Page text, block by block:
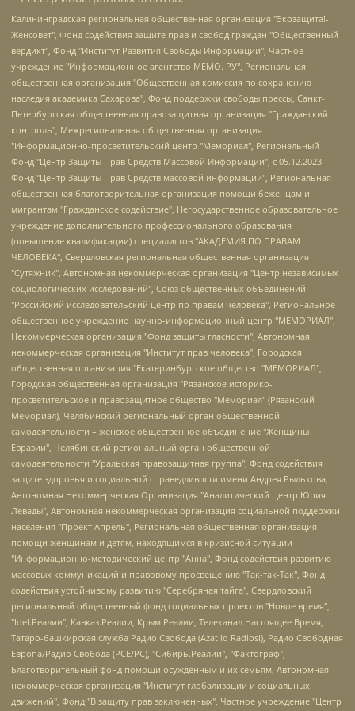
Калининградская региональная общественная организация "Экозащита!-Женсовет", Фонд содействия защите прав и свобод граждан "Общественный вердикт", Фонд "Институт Развития Свободы Информации", Частное учреждение "Информационное агентство МЕМО. РУ", Региональная общественная организация "Общественная комиссия по сохранению наследия академика Сахарова", Фонд поддержки свободы прессы, Санкт-Петербургская общественная правозащитная организация "Гражданский контроль", Межрегиональная общественная организация "Информационно-просветительский центр "Мемориал", Региональный Фонд "Центр Защиты Прав Средств Массовой Информации", с 05.12.2023 Фонд "Центр Защиты Прав Средств массовой информации", Региональная общественная благотворительная организация помощи беженцам и мигрантам "Гражданское содействие", Негосударственное образовательное учреждение дополнительного профессионального образования (повышение квалификации) специалистов "АКАДЕМИЯ ПО ПРАВАМ ЧЕЛОВЕКА", Свердловская региональная общественная организация "Сутяжник", Автономная некоммерческая организация "Центр независимых социологических исследований", Союз общественных объединений "Российский исследовательский центр по правам человека", Региональное общественное учреждение научно-информационный центр "МЕМОРИАЛ", Некоммерческая организация "Фонд защиты гласности", Автономная некоммерческая организация "Институт прав человека", Городская общественная организация "Екатеринбургское общество "МЕМОРИАЛ", Городская общественная организация "Рязанское историко-просветительское и правозащитное общество "Мемориал" (Рязанский Мемориал), Челябинский региональный орган общественной самодеятельности – женское общественное объединение "Женщины Евразии", Челябинский региональный орган общественной самодеятельности "Уральская правозащитная группа", Фонд содействия защите здоровья и социальной справедливости имени Андрея Рылькова, Автономная Некоммерческая Организация "Аналитический Центр Юрия Левады", Автономная некоммерческая организация социальной поддержки населения "Проект Апрель", Региональная общественная организация помощи женщинам и детям, находящимся в кризисной ситуации "Информационно-методический центр "Анна", Фонд содействия развитию массовых коммуникаций и правовому просвещению "Так-так-Так", Фонд содействия устойчивому развитию "Серебряная тайга", Свердловский региональный общественный фонд социальных проектов "Новое время", "Idel.Реалии", Кавказ.Реалии, Крым.Реалии, Телеканал Настоящее Время, Татаро-башкирская служба Радио Свобода (Azatliq Radiosi), Радио Свободная Европа/Радио Свобода (PCE/PC), "Сибирь.Реалии", "Фактограф", Благотворительный фонд помощи осужденным и их семьям, Автономная некоммерческая организация "Институт глобализации и социальных движений", Фонд "В защиту прав заключенных", Частное учреждение "Центр поддержки и содействия развитию средств массовой информации", Пензенский региональный общественный благотворительный фонд "Гражданский союз", "Север.Реалии", Некоммерческая организация Фонд "Правовая инициатива", Общество с ограниченной ответственностью "Радио Свободная Европа/Радио Свобода", Чешское информационное агентство "MEDIUM-ORIENT", Красноярская региональная общественная организация "Мы против СПИДа", Камалягин Денис Николаевич, Маркелов Сергей Евгеньевич, Пономарев Лев Александрович, Савицкая Людмила Алексеевна, Автономная некоммерческая организация "Центр по работе с проблемой насилия "НАСИЛИЮ.НЕТ", Межрегиональный профессиональный союз работников здравоохранения "Альянс врачей", Юридическое лицо, зарегистрированное в Латвийской Республике, SIA "Medusa Project" (регистрационный номер 40103797863, дата регистрации 10.06.2014), Некоммерческая организация "Фонд по борьбе с коррупцией", Автономная некоммерческая организация "Институт права и публичной политики", Баданин Роман Сергеевич, Гликин Максим Александрович, Железнова Мария Михайловна, Лукьянова Юлия Сергеевна, Маетная Елизавета Витальевна, Маняхин Петр Борисович, Чуракова Ольга Владимировна, Ярош Юлия Петровна, Юридическое лицо "The Insider SIA", зарегистрированное в Риге, Латвийская Республика (дата регистрации 26.06.2015), являющееся администратором доменного имени интернет-издания "The Insider SIA", https://theins.ru, Постернак Алексей Евгеньевич, Рубин Михаил Аркадьевич, Анин Роман Александрович, Юридическое лицо Istories fonds, зарегистрированное в Латвийской Республике (регистрационный номер 50008295751, дата регистрации 24.02.2020), Великовский Дмитрий Александрович, Долинина Ирина Николаевна, Мароховская Алеся Алексеевна, Шлейнов Роман Юрьевич, Шмагун Олеся Валентиновна, Общество с ограниченной ответственностью "Альтаир 2021", Общество с ограниченной ответственностью "Вега 2021", Общество с ограниченной ответственностью "Главный редактор 2021", Общество с ограниченной ответственностью "Ромашки монолит", Важенков Артем Валерьевич, Ивановская областная общественная организация "Центр гендерных исследований", Гурман Юрий Альбертович, Медиапроект "ОВД-Инфо", Егоров Владимир Владимирович, Жилинский Владимир Александрович, Общество с ограниченной ответственностью "ЗП", Иванова София Юрьевна, Карезина Инна Павловна, Кильтау Екатерина Викторовна, Петров Алексей Викторович, Пискунов Сергей Евгеньевич, Смирнов Сергей Сергеевич, Тихонов Михаил Сергеевич, Общество с ограниченной ответственностью "ЖУРНАЛИСТ-ИНОСТРАННЫЙ АГЕНТ", Арапова Галина Юрьевна, Вольтская Татьяна Анатольевна, Американская компания "Mason G.E.S. Anonymous Foundation" (США), являющаяся владельцем интернет-издания https://mnews.world/, Компания "Stichting Bellingcat", зарегистрированная в Нидерландах (дата регистрации 11.07.2018), Захаров Андрей Вячеславович, Клепиковская Екатерина Дмитриевна, Общество с ограниченной ответственностью "МЕМО", Перл Роман Александрович, Симонов Евгений Алексеевич, Соловьева Елена Анатольевна, Сотников Даниил Владимирович, Сурначева Елизавета Дмитриевна, Автономная некоммерческая организация по защите прав человека и информированию населения "Якутия – Наше Мнение", Общество с ограниченной ответственностью "Москоу диджитал медиа", с 26.01.2023 Общество с ограниченной ответственностью "Чайка Белые сады", Ветошкина Валерия Валерьевна, Заговора Максим Александрович, Межрегиональное общественное движение "Российская ЛГБТ - сеть", Оленичев Максим Владимирович, Павлов Иван Юрьевич, Скворцова Елена Сергеевна, Общество с ограниченной ответственностью "Как бы инагент", Кочетков Игорь Викторович, Общество с ограниченной ответственностью "Честные выборы", Еланчик Олег Александрович, Общество с ограниченной ответственностью "Нобелевский призыв", Гималова Регина Эмилевна, Григорьев Андрей Валерьевич, Григорьева Алина Александровна, Ассоциация по содействию защите прав призывников, альтернативнослужащих и военнослужащих "Правозащитная группа "Гражданин.Армия.Право", Хисамова Регина Фаритовна, Автономная некоммерческая организация по реализации социально-правовых программ "Лилит", Дальневосточное общественное движение "Маяк", Санкт-Петербургская ЛГБТ-инициативная группа "Выход", Инициативная группа ЛГБТ+ "Реверс", Алексеев Андрей Викторович, Бекбулатова Таисия Львовна, Беляев Иван Михайлович, Владыкина Елена Сергеевна, Гельман Марат Александрович, Никульшина Вероника Юрьевна, Толоконникова Надежда Андреевна, Шендерович Виктор Анатольевич, Общество с ограниченной ответственностью "Данное сообщение", Общество с ограниченной ответственностью Издательский дом "Новая глава", Айнбиндер Александра Александровна, Московский комьюнити-центр для ЛГБТ+инициатив, Благотворительный фонд развития филантропии, Deutsche Welle (Германия, Kurt-Schumacher-Strasse 3, 53113 Bonn), Борзунова Мария Михайловна, Воробьев Виктор Викторович, Голубева Анна Львовна, Константинова Алла Михайловна, Малкова Ирина Владимировна, Мурадов Мурад Абдулгалимович, Осетинская Елизавета Николаевна, Понасенков Евгений Николаевич, Ганапольский Матвей Юрьевич, Киселев Евгений Алексеевич, Борухович Ирина Григорьевна, Дремин Иван Тимофеевич, Дубровский Дмитрий Викторович, Красноярская региональная общественная организация поддержки и развития альтернативных образовательных технологий и межкультурных коммуникаций "ИНТЕРРА", Маяковская Екатерина Алексеевна, Фейгин Марк Захарович, Филимонов Андрей Викторович, Дзугкоева Регина Николаевна, Доброхотов Роман Александрович, Дудь Юрий Александрович, Елкин Сергей Владимирович, Кругликов Кирилл Игоревич, Сабунаева Мария Леонидовна, Семенов Алексей Владимирович, Шаинян Карен Багратович, Шульман Екатерина Михайловна, Асафьев Артур Валерьевич, Вахштайн Виктор Семенович, Венедиктов Алексей Алексеевич, Лушникова Екатерина Евгеньевна, Волков Леонид Михайлович, Невзоров Александр Глебович, Пархоменко Сергей Борисович, Сироткин Ярослав Николаевич, Кара-Мурза Владимир Владимирович, Баранова Наталья Владимировна, Гозман Леонид Яковлевич, Кагарлицкий Борис Юльевич, Климарев Михаил Валерьевич, Милов Владимир Станиславович, Автономная некоммерческая организация Краснодарский центр современного искусства "Типография", Моргенштерн Алишер Тагирович, Соболь Любовь Эдуардовна, Общество с ограниченной ответственностью "ЛИЗА НОРМ", Каспаров Гарри Кимович, Ходорковский Михаил Борисович, Общество с ограниченной ответственностью "Апрельские тезисы", Данилович Ирина Брониславовна, Кашин Олег Владимирович, Петров Николай Владимирович, Пивоваров Алексей Владимирович, Соколов Михаил Владимирович, Цветкова Юлия Владимировна, Чичваркин Евгений Александрович, Комитет против пыток/Команда против пыток, Общество с ограниченной ответственностью "Первый научный", Общество с ограниченной ответственностью "Вертолет и ко", Белоцерковская Вероника Борисовна, Кац Максим Евгеньевич, Лазарева Татьяна Юрьевна, Шаведдинов Руслан Табризович, Яшин Илья Валерьевич, Общество с ограниченной ответственностью "Иноагент ААВ", Алешковский Дмитрий Петрович, Альбац Евгения Марковна, Быков Дмитрий Львович, Галямина Юлия Евгеньевна, Лойко Сергей Леонидович, Мартынов Кирилл Константинович, Медведев Сергей Александрович, Крашенинников Федор Геннадиевич, Гордеева Катерина Вл